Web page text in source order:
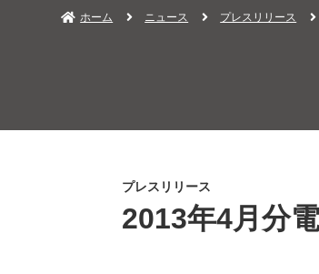
ホーム ニュース プレスリリース
プレスリリース
2013年4月分